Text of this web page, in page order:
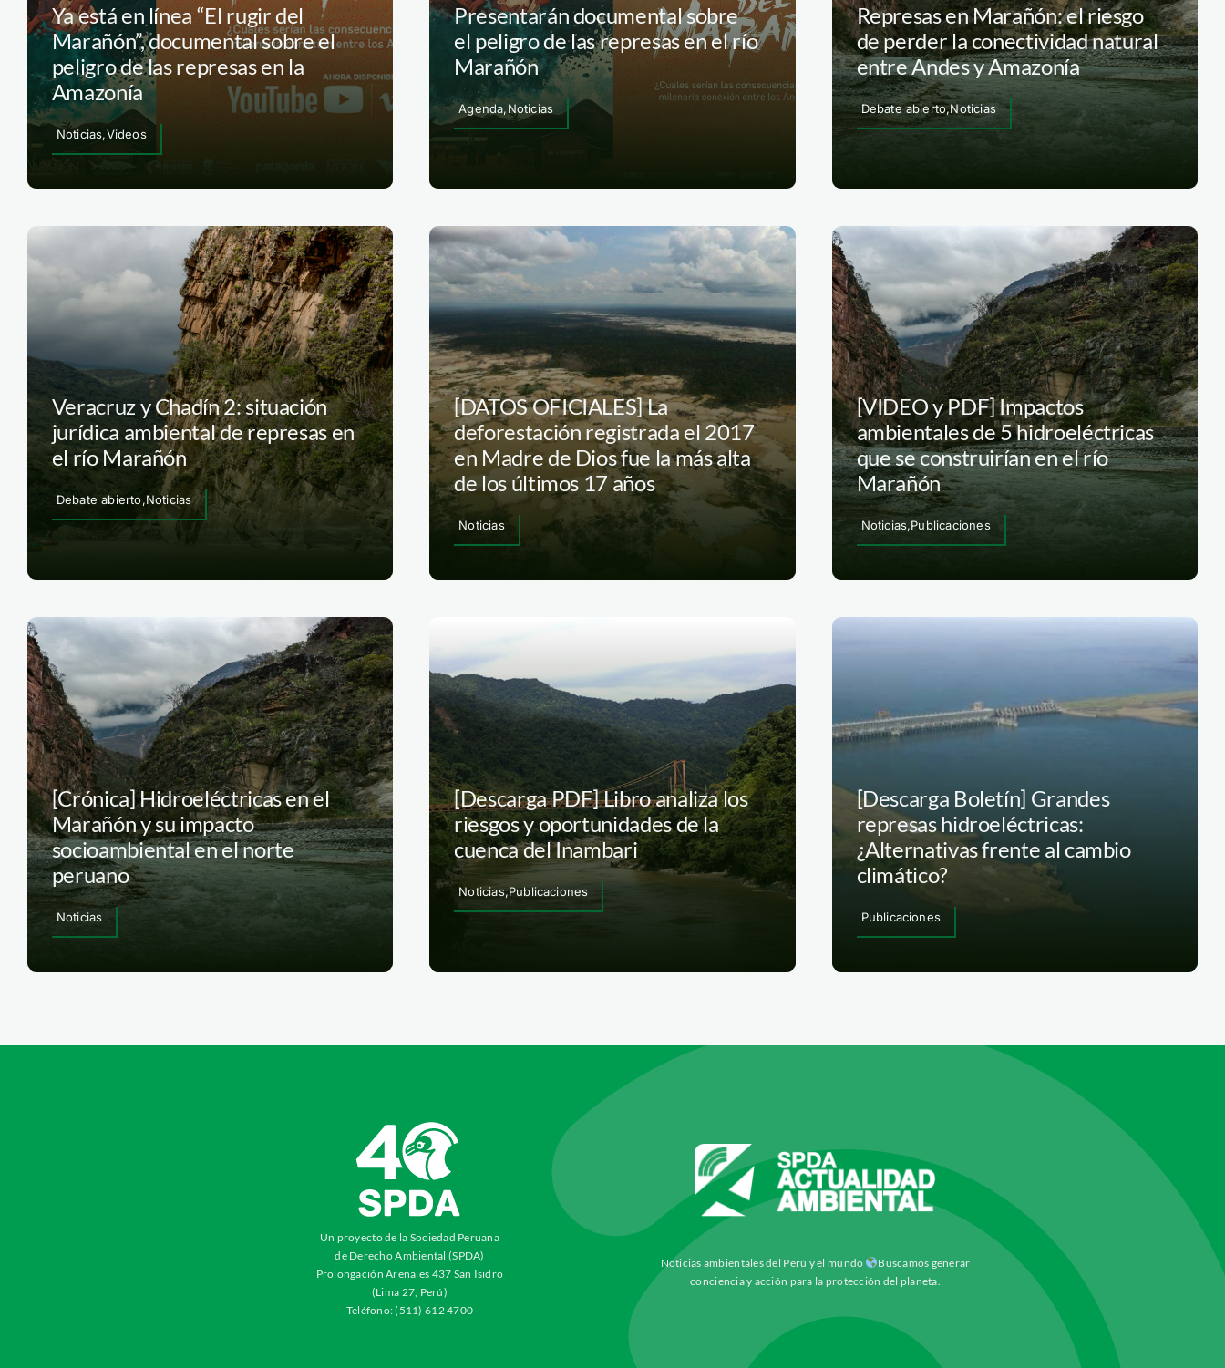
Ya está en línea “El rugir del
Marañón”, documental sobre el
peligro de las represas en la
Amazonía
Noticias,Videos
Presentarán documental sobre
el peligro de las represas en el río
Marañón
Agenda,Noticias
Represas en Marañón: el riesgo
de perder la conectividad natural
entre Andes y Amazonía
Debate abierto,Noticias
Veracruz y Chadín 2: situación
jurídica ambiental de represas en
el río Marañón
Debate abierto,Noticias
[DATOS OFICIALES] La
deforestación registrada el 2017
en Madre de Dios fue la más alta
de los últimos 17 años
Noticias
[VIDEO y PDF] Impactos
ambientales de 5 hidroeléctricas
que se construirían en el río
Marañón
Noticias,Publicaciones
[Crónica] Hidroeléctricas en el
Marañón y su impacto
socioambiental en el norte
peruano
Noticias
[Descarga PDF] Libro analiza los
riesgos y oportunidades de la
cuenca del Inambari
Noticias,Publicaciones
[Descarga Boletín] Grandes
represas hidroeléctricas:
¿Alternativas frente al cambio
climático?
Publicaciones
Un proyecto de la Sociedad Peruana
de Derecho Ambiental (SPDA)
Prolongación Arenales 437 San Isidro
(Lima 27, Perú)
Teléfono: (511) 612 4700
Noticias ambientales del Perú y el mundo
Buscamos generar
conciencia y acción para la protección del planeta.